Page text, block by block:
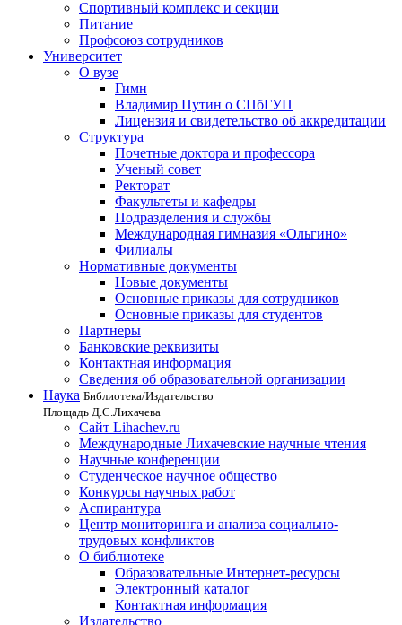
Спортивный комплекс и секции
Питание
Профсоюз сотрудников
Университет
О вузе
Гимн
Владимир Путин о СПбГУП
Лицензия и свидетельство об аккредитации
Структура
Почетные доктора и профессора
Ученый совет
Ректорат
Факультеты и кафедры
Подразделения и службы
Международная гимназия «Ольгино»
Филиалы
Нормативные документы
Новые документы
Основные приказы для сотрудников
Основные приказы для студентов
Партнеры
Банковские реквизиты
Контактная информация
Сведения об образовательной организации
Наука Библиотека/Издательство
Площадь Д.С.Лихачева
Сайт Lihachev.ru
Международные Лихачевские научные чтения
Научные конференции
Студенческое научное общество
Конкурсы научных работ
Аспирантура
Центр мониторинга и анализа социально-
трудовых конфликтов
О библиотеке
Образовательные Интернет-ресурсы
Электронный каталог
Контактная информация
Издательство